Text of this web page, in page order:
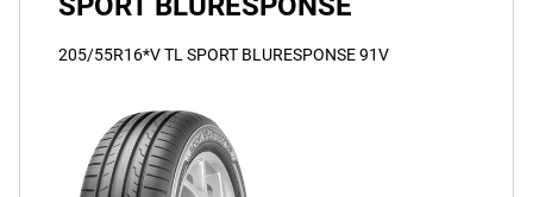
205/55R16*V TL SPORT BLURESPONSE 91V